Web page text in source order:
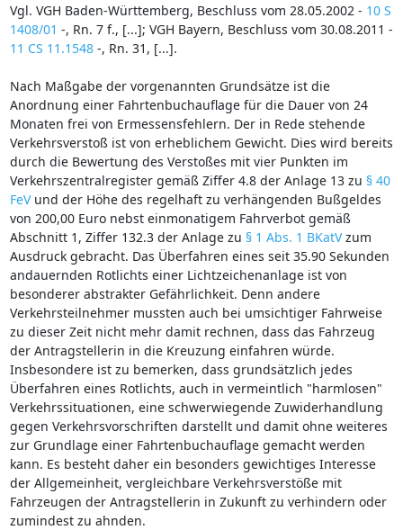
Vgl. VGH Baden-Württemberg, Beschluss vom 28.05.2002 - 10 S
1408/01 -, Rn. 7 f., [...]; VGH Bayern, Beschluss vom 30.08.2011 -
11 CS 11.1548-, Rn. 31, [...].
Nach Maßgabe der vorgenannten Grundsätze ist die
Anordnung einer Fahrtenbuchauflage für die Dauer von 24
Monaten frei von Ermessensfehlern. Der in Rede stehende
Verkehrsverstoß ist von erheblichem Gewicht. Dies wird bereits
durch die Bewertung des Verstoßes mit vier Punkten im
Verkehrszentralregister gemäß Ziffer 4.8 der Anlage 13 zu § 40
FeVund der Höhe des regelhaft zu verhängenden Bußgeldes
von 200,00 Euro nebst einmonatigem Fahrverbot gemäß
Abschnitt 1, Ziffer 132.3 der Anlage zu § 1 Abs. 1 BKatVzum
Ausdruck gebracht. Das Überfahren eines seit 35.90 Sekunden
andauernden Rotlichts einer Lichtzeichenanlage ist von
besonderer abstrakter Gefährlichkeit. Denn andere
Verkehrsteilnehmer mussten auch bei umsichtiger Fahrweise
zu dieser Zeit nicht mehr damit rechnen, dass das Fahrzeug
der Antragstellerin in die Kreuzung einfahren würde.
Insbesondere ist zu bemerken, dass grundsätzlich jedes
Überfahren eines Rotlichts, auch in vermeintlich "harmlosen"
Verkehrssituationen, eine schwerwiegende Zuwiderhandlung
gegen Verkehrsvorschriften darstellt und damit ohne weiteres
zur Grundlage einer Fahrtenbuchauflage gemacht werden
kann. Es besteht daher ein besonders gewichtiges Interesse
der Allgemeinheit, vergleichbare Verkehrsverstöße mit
Fahrzeugen der Antragstellerin in Zukunft zu verhindern oder
zumindest zu ahnden.